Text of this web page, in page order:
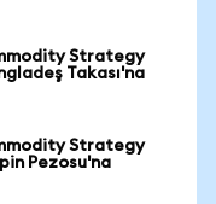
Strategy
Takası'na
Strategy
Pezosu'na